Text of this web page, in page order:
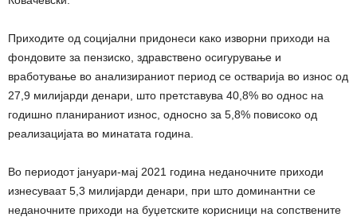
Приходите од социјални придонеси како изворни приходи на
фондовите за пензиско, здравствено осигурување и
вработување во анализираниот период се остварија во износ од
27,9 милијарди денари, што претставува 40,8% во однос на
годишно планираниот износ, односно за 5,8% повисоко од
реализацијата во минатата година.
Во периодот јануари-мај 2021 година неданочните приходи
изнесуваат 5,3 милијарди денари, при што доминантни се
неданочните приходи на буџетските корисници на сопствените